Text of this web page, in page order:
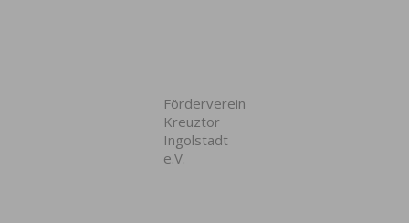
Förderverein
Kreuztor
Ingolstadt
e.V.